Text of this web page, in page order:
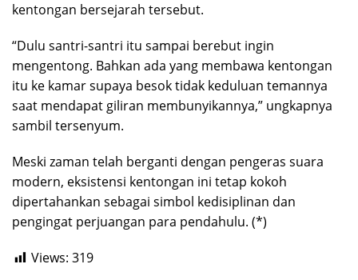
kentongan bersejarah tersebut.
“Dulu santri-santri itu sampai berebut ingin
mengentong. Bahkan ada yang membawa kentongan
itu ke kamar supaya besok tidak keduluan temannya
saat mendapat giliran membunyikannya,” ungkapnya
sambil tersenyum.
Meski zaman telah berganti dengan pengeras suara
modern, eksistensi kentongan ini tetap kokoh
dipertahankan sebagai simbol kedisiplinan dan
pengingat perjuangan para pendahulu. (*)
Views: 319